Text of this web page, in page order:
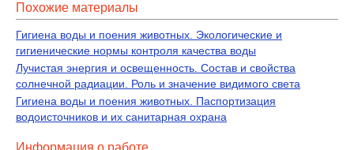
Похожие материалы
Гигиена воды и поения животных. Экологические и
гигиенические нормы контроля качества воды
Лучистая энергия и освещенность. Состав и свойства
солнечной радиации. Роль и значение видимого света
Гигиена воды и поения животных. Паспортизация
водоисточников и их санитарная охрана
Информация о работе